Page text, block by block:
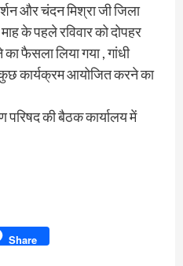
और चंदन मिश्रा जी जिला
के पहले रविवार को दोपहर
फैसला लिया गया , गांधी
कुछ कार्यक्रम आयोजित करने का
Share